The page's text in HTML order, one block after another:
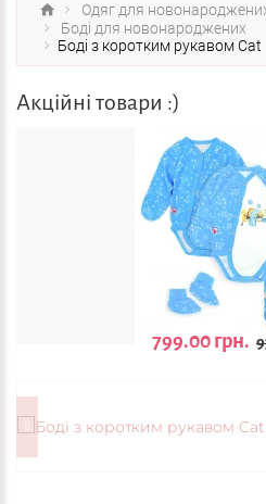
Одяг для
Боді для новонароджених
Боді з коротким рукавом Cat
Акційні товари :)
799.00 грн.